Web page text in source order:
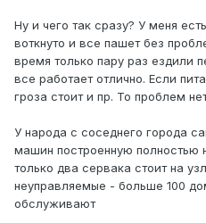
Ну и чего так сразу? У меня
воткнуто и все пашет без
время только пару раз ездили
все работает отлично. Если
гроза стоит и пр. То проблем
У народа с соседнего города
машин построенную полностью
только два сервака стоит на
неуправляемые - больше 100
обслуживают